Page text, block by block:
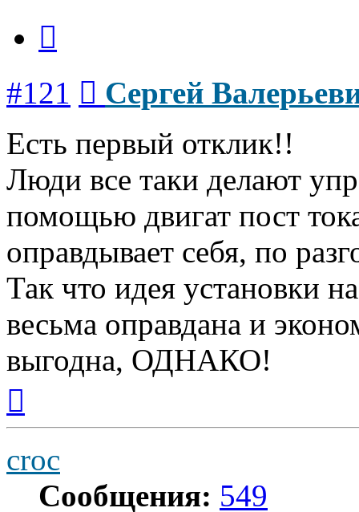
#121
Сергей
Есть первый отклик!!
Люди все таки делают
помощью двигат пост
оправдывает себя, по
Так что идея установки
весьма оправдана и
выгодна, ОДНАКО!
началу
croc
Сообщения: 549